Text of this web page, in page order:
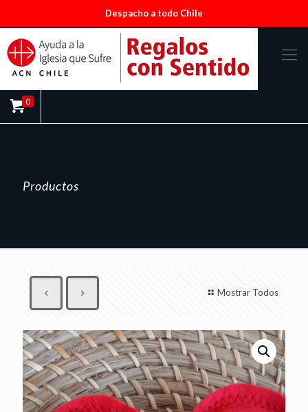
Despacho a todo Chile
0
Productos
Mostrar Todos